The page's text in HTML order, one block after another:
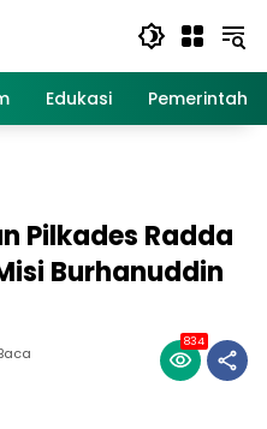
Edukasi
Pilkades Radda
Burhanuddin
834